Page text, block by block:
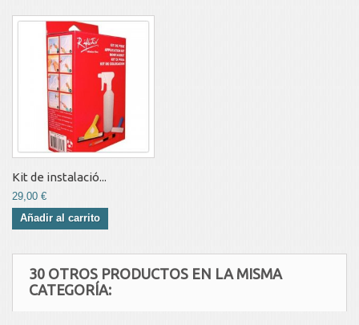
Kit de instalació...
29,00 €
Añadir al carrito
30 OTROS PRODUCTOS EN LA MISMA
CATEGORÍA: